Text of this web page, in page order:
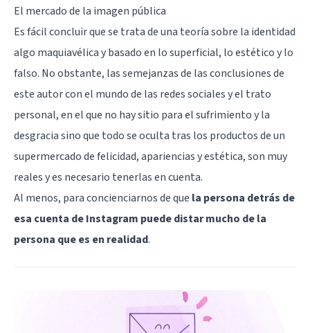
El mercado de la imagen pública
Es fácil concluir que se trata de una teoría sobre la identidad
algo maquiavélica y basado en lo superficial, lo estético y lo
falso. No obstante, las semejanzas de las conclusiones de
este autor con el mundo de las redes sociales y el trato
personal, en el que no hay sitio para el sufrimiento y la
desgracia sino que todo se oculta tras los productos de un
supermercado de felicidad, apariencias y estética, son muy
reales y es necesario tenerlas en cuenta.
Al menos, para concienciarnos de que la persona detrás de
esa cuenta de Instagram puede distar mucho de la
persona que es en realidad.